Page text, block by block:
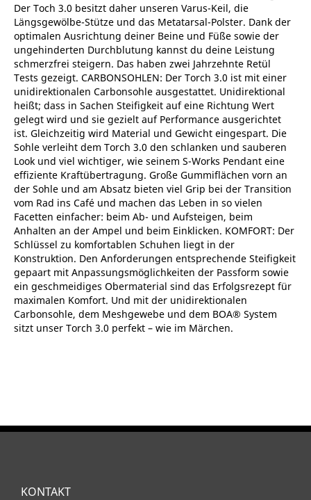
Der Toch 3.0 besitzt daher unseren Varus-Keil, die
Längsgewölbe-Stütze und das Metatarsal-Polster. Dank der
optimalen Ausrichtung deiner Beine und Füße sowie der
ungehinderten Durchblutung kannst du deine Leistung
schmerzfrei steigern. Das haben zwei Jahrzehnte Retül
Tests gezeigt. CARBONSOHLEN: Der Torch 3.0 ist mit einer
unidirektionalen Carbonsohle ausgestattet. Unidirektional
heißt; dass in Sachen Steifigkeit auf eine Richtung Wert
gelegt wird und sie gezielt auf Performance ausgerichtet
ist. Gleichzeitig wird Material und Gewicht eingespart. Die
Sohle verleiht dem Torch 3.0 den schlanken und sauberen
Look und viel wichtiger, wie seinem S-Works Pendant eine
effiziente Kraftübertragung. Große Gummiflächen vorn an
der Sohle und am Absatz bieten viel Grip bei der Transition
vom Rad ins Café und machen das Leben in so vielen
Facetten einfacher: beim Ab- und Aufsteigen, beim
Anhalten an der Ampel und beim Einklicken. KOMFORT: Der
Schlüssel zu komfortablen Schuhen liegt in der
Konstruktion. Den Anforderungen entsprechende Steifigkeit
gepaart mit Anpassungsmöglichkeiten der Passform sowie
ein geschmeidiges Obermaterial sind das Erfolgsrezept für
maximalen Komfort. Und mit der unidirektionalen
Carbonsohle, dem Meshgewebe und dem BOA® System
sitzt unser Torch 3.0 perfekt – wie im Märchen.
KONTAKT